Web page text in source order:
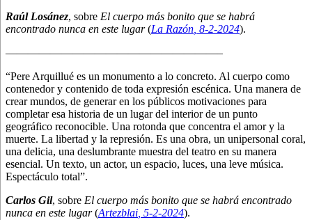
Raúl Losánez, sobre El cuerpo más bonito que se habrá
encontrado nunca en este lugar(La Razón , 8-2-2024).
———————————————————–
“Pere Arquillué es un monumento a lo concreto. Al cuerpo como
contenedor y contenido de toda expresión escénica. Una manera de
crear mundos, de generar en los públicos motivaciones para
completar esa historia de un lugar del interior de un punto
geográfico reconocible. Una rotonda que concentra el amor y la
muerte. La libertad y la represión. Es una obra, un unipersonal coral,
una delicia, una deslumbrante muestra del teatro en su manera
esencial. Un texto, un actor, un espacio, luces, una leve música.
Espectáculo total”.
Carlos Gil, sobre El cuerpo más bonito que se habrá encontrado
nunca en este lugar(Artezblai , 5-2-2024).